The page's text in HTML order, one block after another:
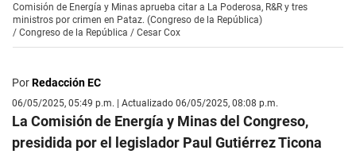
Comisión de Energía y Minas aprueba citar a La Poderosa, R&R y tres
ministros por crimen en Pataz. (Congreso de la República)
/ Congreso de la República / Cesar Cox
PorRedacción EC
06/05/2025, 05:49 p.m. | Actualizado 06/05/2025, 08:08 p.m.
La Comisión de Energía y Minas del Congreso,
presidida por el legislador Paul Gutiérrez Ticona